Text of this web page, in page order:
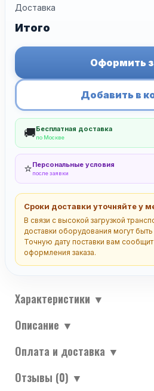
Доставка
Итого
Оформить
Добавить в
🚚Бесплатная доставка
по Москве
⭐Персональные условия
после заявки
Сроки доставки уточняйте у
В связи с высокой загрузкой
доставки оборудования могут
Точную дату поставки вам
оформления заказа.
Характеристики ▼
Описание ▼
Оплата и доставка ▼
Отзывы (0) ▼